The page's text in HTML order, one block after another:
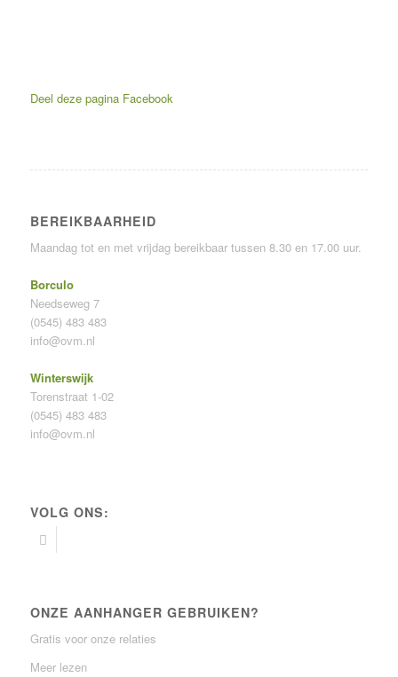
Deel deze pagina Facebook
BEREIKBAARHEID
Maandag tot en met vrijdag bereikbaar tussen 8.30 en 17.00 uur.
Borculo
Needseweg 7
(0545) 483 483
info@ovm.nl
Winterswijk
Torenstraat 1-02
(0545) 483 483
info@ovm.nl
VOLG ONS:
ONZE AANHANGER GEBRUIKEN?
Gratis voor onze relaties
Meer lezen